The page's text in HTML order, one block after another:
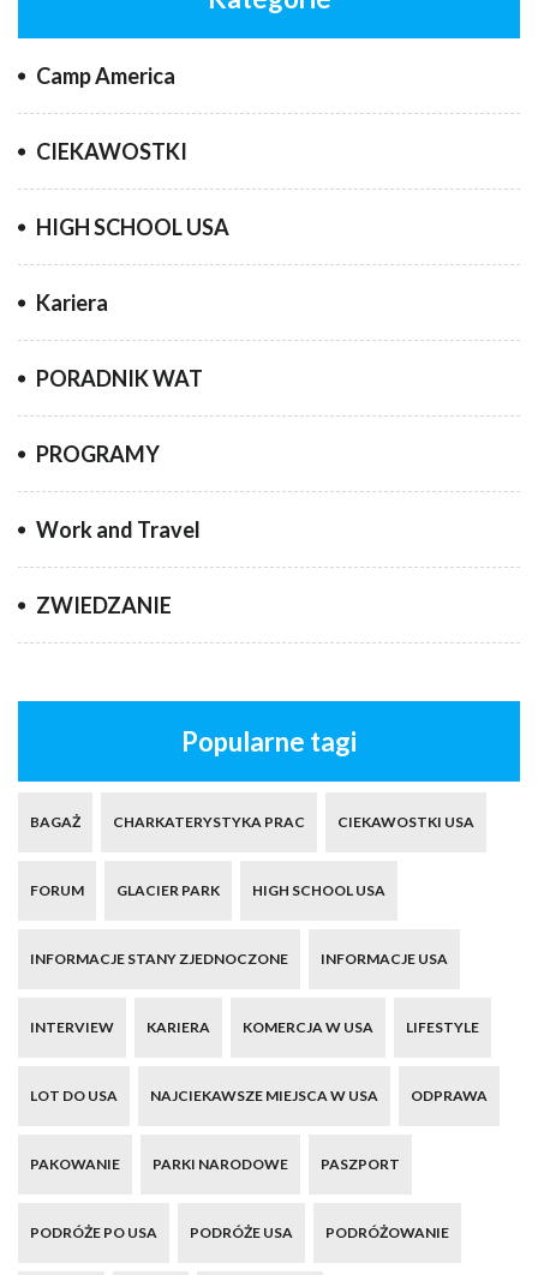
Camp America
CIEKAWOSTKI
HIGH SCHOOL USA
Kariera
PORADNIK WAT
PROGRAMY
Work and Travel
ZWIEDZANIE
Popularne tagi
BAGAŻ CHARKATERYSTYKA PRAC CIEKAWOSTKI USA
FORUM GLACIER PARK HIGH SCHOOL USA
INFORMACJE STANY ZJEDNOCZONE INFORMACJE USA
INTERVIEW KARIERA KOMERCJA W USA LIFESTYLE
LOT DO USA NAJCIEKAWSZE MIEJSCA W USA ODPRAWA
PAKOWANIE PARKI NARODOWE PASZPORT
PODRÓŻE PO USA PODRÓŻE USA PODRÓŻOWANIE